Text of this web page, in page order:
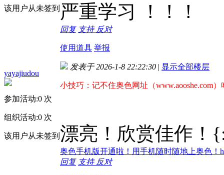
该用户从未签到 严重学习 ！！！
回复 支持 反对
使用道具 举报
yayajiudou
参加活动:0 次
组织活动:0 次
该用户从未签到
发表于 2026-1-8 22:22:30 | 显示全部楼层
小技巧：记不住奥色网址（www.aooshe.com）
漂亮！欣赏佳作！
奥色手机版开通啦！用手机随时随地上奥色！
回复 支持 反对